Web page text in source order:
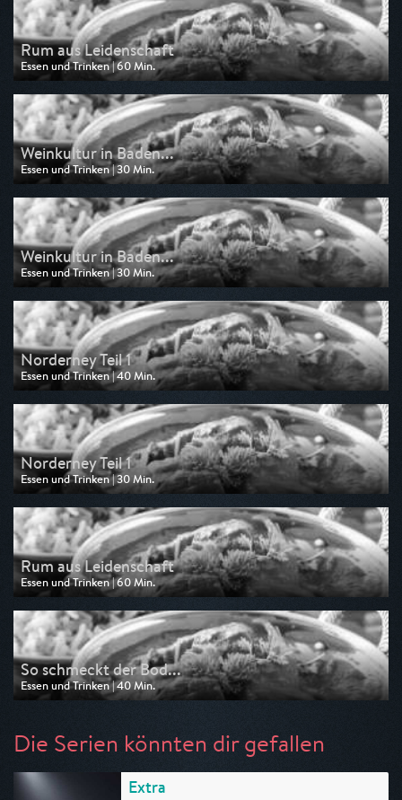
Rum aus Leidenschaft
Essen und Trinken | 60 Min.
Ausgestrahlt von Anixe Plus
am 07.08.2026, 00:05
Weinkultur in Baden...
Essen und Trinken | 30 Min.
Ausgestrahlt von Anixe Plus
am 06.08.2026, 10:50
Weinkultur in Baden...
Essen und Trinken | 30 Min.
Ausgestrahlt von Anixe Plus
am 05.08.2026, 10:50
Norderney Teil 1
Essen und Trinken | 40 Min.
Ausgestrahlt von Anixe Plus
am 04.08.2026, 13:05
Norderney Teil 1
Essen und Trinken | 30 Min.
Ausgestrahlt von Anixe Plus
am 04.08.2026, 10:50
Rum aus Leidenschaft
Essen und Trinken | 60 Min.
Ausgestrahlt von Anixe Plus
am 04.08.2026, 00:05
So schmeckt der Bod...
Essen und Trinken | 40 Min.
Ausgestrahlt von Anixe Plus
Die Serien könnten dir gefallen
Extra